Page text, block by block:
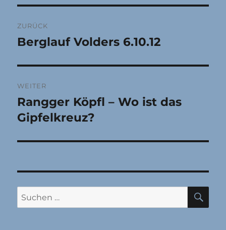
ZURÜCK
Vorheriger
Berglauf Volders 6.10.12
WEITER
Nächster
Beitrag:
Rangger Köpfl – Wo ist das
Gipfelkreuz?
Suchen
nach: